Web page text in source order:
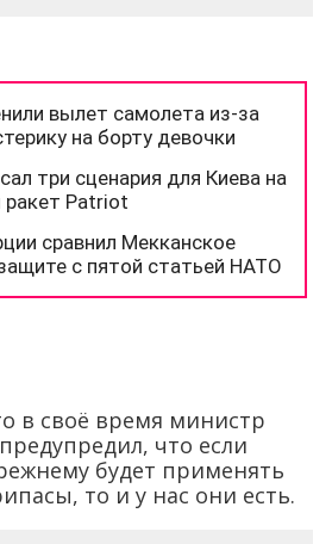
в своё время министр
что если
будет применять
то и у нас они есть.